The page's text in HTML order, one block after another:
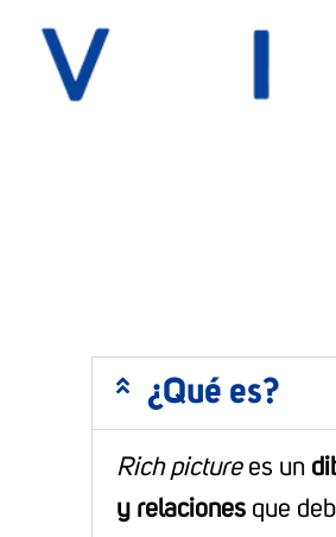
¿Qué es?
Rich picturees un
y relacionesque